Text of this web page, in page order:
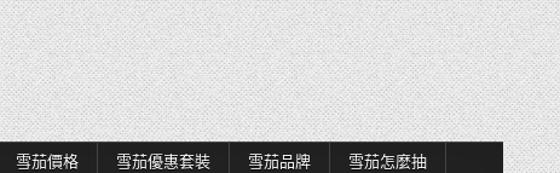
雪茄價格 雪茄優惠套裝 雪茄品牌
雪茄怎麼抽